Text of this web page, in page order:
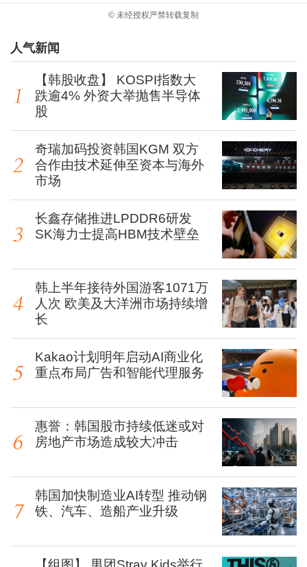
© 未经授权严禁转载复制
人气新闻
【韩股收盘】 KOSPI指数大
跌逾4% 外资大举抛售半导体
股
奇瑞加码投资韩国KGM 双方
合作由技术延伸至资本与海外
市场
长鑫存储推进LPDDR6研发
SK海力士提高HBM技术壁垒
韩上半年接待外国游客1071万
人次 欧美及大洋洲市场持续增
长
Kakao计划明年启动AI商业化
重点布局广告和智能代理服务
惠誉：韩国股市持续低迷或对
房地产市场造成较大冲击
韩国加快制造业AI转型 推动钢
铁、汽车、造船产业升级